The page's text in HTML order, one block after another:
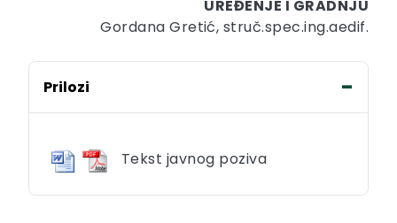
UREĐENJE I GRADNJU
Gordana Gretić, struč.spec.ing.aedif.
Prilozi
Tekst javnog poziva